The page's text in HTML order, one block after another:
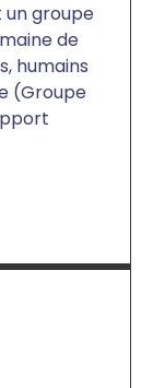
un groupe
de
humains
(Groupe